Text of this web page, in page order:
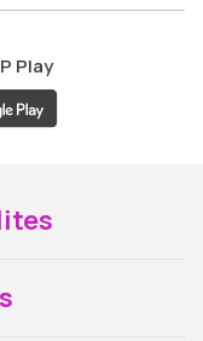
Play